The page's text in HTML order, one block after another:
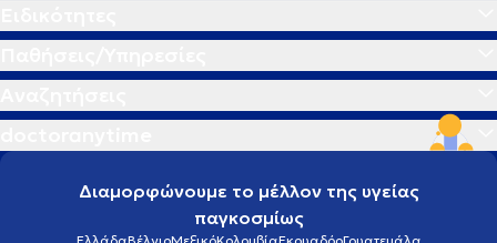
Διαμορφώνουμε το μέλλον της υγείας
παγκοσμίως